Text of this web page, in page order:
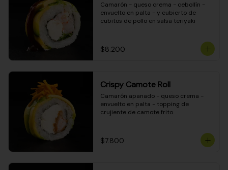
Camarón - queso crema - cebollín -
envuelto en palta - y cubierto de
cubitos de pollo en salsa teriyaki
$8.200
Crispy Camote Roll
Camarón apanado - queso crema -
envuelto en palta - topping de
crujiente de camote frito
$7.800